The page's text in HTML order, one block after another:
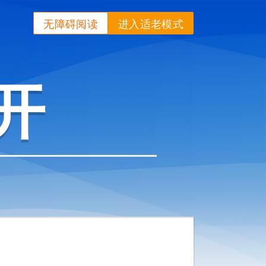
进入适老模式
无障碍阅读